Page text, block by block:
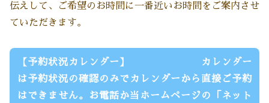
伝えして、ご希望のお時間に一番近いお時間をご案内させ
ていただきます。
【予約状況カレンダー】 カレンダー
は予約状況の確認のみでカレンダーから直接ご予約
はできません。お電話か当ホームページの「ネット